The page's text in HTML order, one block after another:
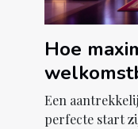
Hoe
casino's?
Een
perfecte start